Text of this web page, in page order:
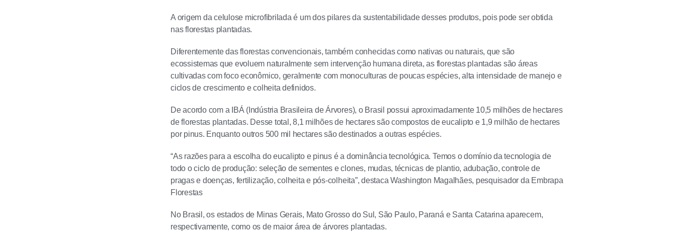
A origem da celulose microfibrilada é um dos pilares da sustentabilidade desses produtos, pois pode ser obtida
nas florestas plantadas.
Diferentemente das florestas convencionais, também conhecidas como nativas ou naturais, que são
ecossistemas que evoluem naturalmente sem intervenção humana direta, as florestas plantadas são áreas
cultivadas com foco econômico, geralmente com monoculturas de poucas espécies, alta intensidade de manejo e
ciclos de crescimento e colheita definidos.
De acordo com a IBÁ (Indústria Brasileira de Árvores), o Brasil possui aproximadamente 10,5 milhões de hectares
de florestas plantadas. Desse total, 8,1 milhões de hectares são compostos de eucalipto e 1,9 milhão de hectares
por pinus. Enquanto outros 500 mil hectares são destinados a outras espécies.
“As razões para a escolha do eucalipto e pinus é a dominância tecnológica. Temos o domínio da tecnologia de
todo o ciclo de produção: seleção de sementes e clones, mudas, técnicas de plantio, adubação, controle de
pragas e doenças, fertilização, colheita e pós-colheita”, destaca Washington Magalhães, pesquisador da Embrapa
Florestas
No Brasil, os estados de Minas Gerais, Mato Grosso do Sul, São Paulo, Paraná e Santa Catarina aparecem,
respectivamente, como os de maior área de árvores plantadas.